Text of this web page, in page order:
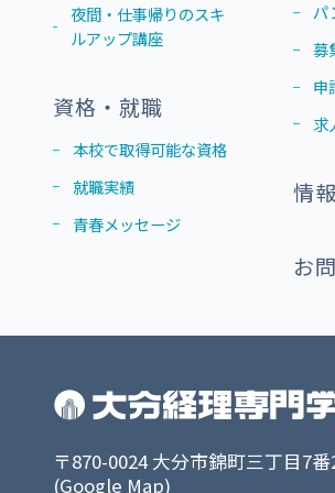
夜間・仕事帰りのスキ
ルアップ講座
資格・就職
本校で取得可能な資格
就職実績
青春メッセージ
パ
募
申
求
情
お
〒870-0024 大分市錦町三丁目7番
(Google Map)